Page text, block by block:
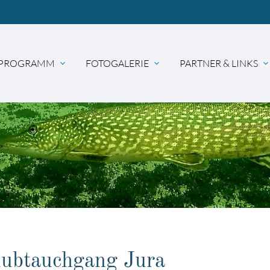
expand_more FOTOGALERIE expand_more PARTNER & LINKS expand_more
Jura